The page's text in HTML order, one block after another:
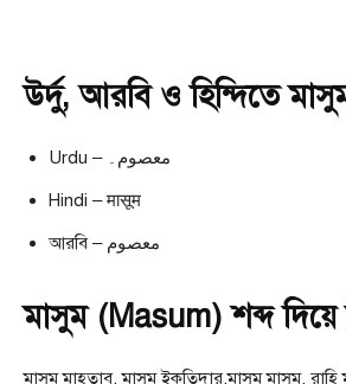
উর্দু, আরবি ও হিন্দিতে
Urdu – معصوم۔
Hindi – मासूम
আরবি – معصوم
মাসুম (Masum) শব্দ দিয়ে
মাসুম মাহতাব, মাসুম ইকতিদার,মাসুম মাসুম, রাহি